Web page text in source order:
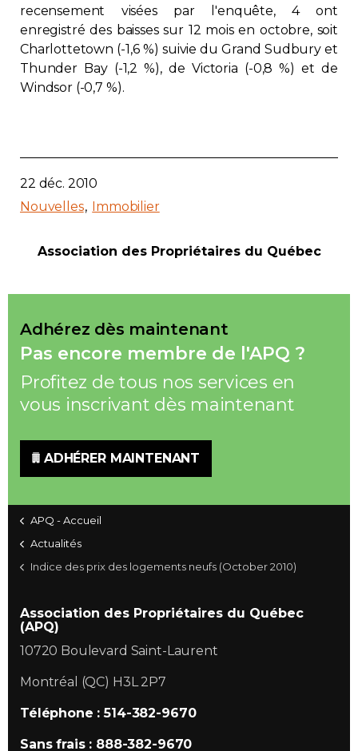
recensement visées par l'enquête, 4 ont
enregistré des baisses sur 12 mois en octobre, soit
Charlottetown (-1,6 %) suivie du Grand Sudbury et
Thunder Bay (-1,2 %), de Victoria (-0,8 %) et de
Windsor (-0,7 %).
22 déc. 2010
Nouvelles Immobilier
Association des Propriétaires du Québec
Adhérez dès maintenant
Pas encore membre de l'APQ ?
Profitez de tous nos services en
vous inscrivant dès maintenant
ADHÉRER MAINTENANT
APQ - Accueil
Actualités
Indice des prix des logements neufs (October 2010)
Association des Propriétaires du Québec
(APQ)
10720 Boulevard Saint-Laurent
Montréal (QC) H3L 2P7
Téléphone : 514-382-9670
Sans frais : 888-382-9670